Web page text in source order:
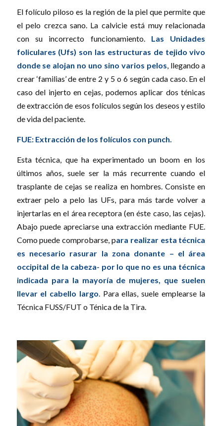
El folículo piloso es la región de la piel que permite que
el pelo crezca sano. La calvicie está muy relacionada
con su incorrecto funcionamiento. Las Unidades
foliculares (Ufs) son las estructuras de tejido vivo
donde se alojan no uno sino varios pelos, llegando a
crear ‘familias’ de entre 2 y 5 o 6 según cada caso. En el
caso del injerto en cejas, podemos aplicar dos ténicas
de extracción de esos folículos según los deseos y estilo
de vida del paciente.
FUE: Extracción de los folículos con punch.
Esta técnica, que ha experimentado un boom en los
últimos años, suele ser la más recurrente cuando el
trasplante de cejas se realiza en hombres. Consiste en
extraer pelo a pelo las UFs, para más tarde volver a
injertarlas en el área receptora (en éste caso, las cejas).
Abajo puede apreciarse una extracción mediante FUE.
Como puede comprobarse, para realizar esta técnica
es necesario rasurar la zona donante – el área
occipital de la cabeza- por lo que no es una técnica
indicada para la mayoría de mujeres, que suelen
llevar el cabello largo . Para ellas, suele emplearse la
Técnica FUSS/FUT o Ténica de la Tira.